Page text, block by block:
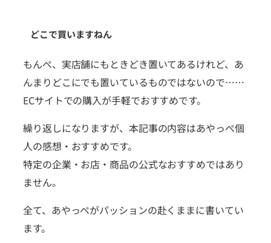
どこで買いますねん
もんぺ、実店舗にもときどき置いてあるけれど、あ
んまりどこにでも置いているものではないので……
ECサイトでの購入が手軽でおすすめです。
繰り返しになりますが、本記事の内容はあやっぺ個
人の感想・おすすめです。
特定の企業・お店・商品の公式なおすすめではあり
ません。
全て、あやっぺがパッションの赴くままに書いてい
ます。